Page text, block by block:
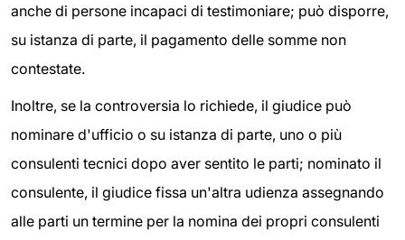
anche di persone incapaci di testimoniare; può disporre,
su istanza di parte, il pagamento delle somme non
contestate.
Inoltre, se la controversia lo richiede, il giudice può
nominare d'ufficio o su istanza di parte, uno o più
consulenti tecnici dopo aver sentito le parti; nominato il
consulente, il giudice fissa un'altra udienza assegnando
alle parti un termine per la nomina dei propri consulenti